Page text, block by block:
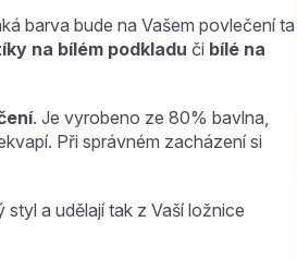
barva bude na Vašem povlečení ta
na bílém podkladu či bílé na
. Je vyrobeno ze 80% bavlna,
Při správném zacházení si
a udělají tak z Vaší ložnice